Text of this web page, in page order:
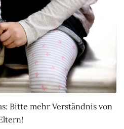
Bitte mehr Verständnis von